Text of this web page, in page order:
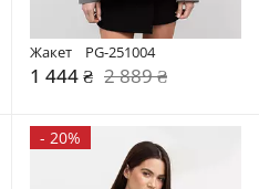
Жакет    PG-251004
1 444 ₴ 2 889 ₴
- 20%